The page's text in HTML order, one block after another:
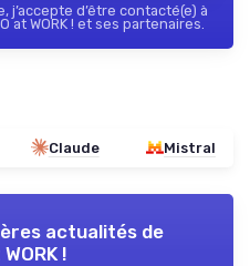
j’accepte d’être contacté(e) à
at WORK ! et ses partenaires.
Claude Mistral
actualités de
!